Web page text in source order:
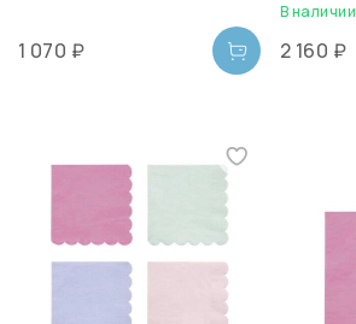
1 070 ₽
В наличии
2 160 ₽